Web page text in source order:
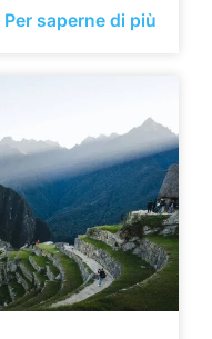
Per saperne di più